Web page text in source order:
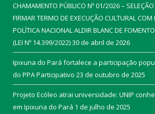
CHAMAMENTO PÚBLICO Nº 01/2026 –
FIRMAR TERMO DE EXECUÇÃO CULTURAL
POLÍTICA NACIONAL ALDIR BLANC DE
(LEI Nº 14.399/2022)30 de abril de 2026
Ipixuna do Pará fortalece a participação
do PPA Participativo 23 de outubro de 2025
Projeto Ecóleo atrai universidade: UNIP
em Ipixuna do Pará 1 de julho de 2025